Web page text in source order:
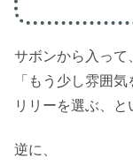
サボンから入って
「もう少し雰囲
リリーを選ぶ、と
逆に、